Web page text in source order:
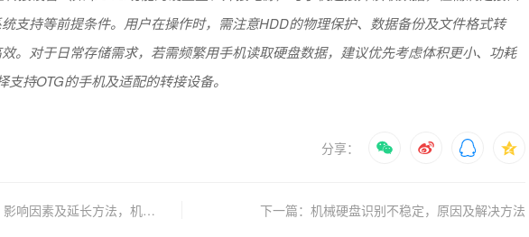
支持等前提条件。用户在操作时，需注意HDD的物理保护、数据备份及文件格式转
。对于日常存储需求，若需频繁用手机读取硬盘数据，建议优先考虑体积更小、功耗
持OTG的手机及适配的转接设备。
分享：
上一篇：机械硬盘寿命多久？影响因素及延长方法，机械硬盘使用年限分析 下一篇：机械硬盘识别不稳定，原因及解决方法